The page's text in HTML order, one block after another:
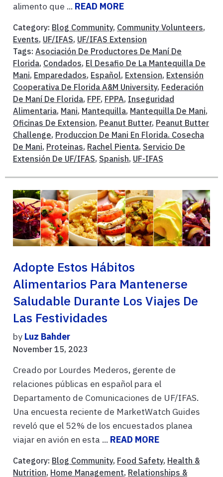
alimento que ... READ MORE
Category: Blog Community, Community Volunteers,
Events, UF/IFAS, UF/IFAS Extension
Tags: Asociación De Productores De Maní De
Florida, Condados, El Desafio De La Mantequilla De
Mani, Emparedados, Español, Extension, Extensión
Cooperativa De Florida A&M University, Federación
De Maní De Florida, FPF, FPPA, Inseguridad
Alimentaria, Mani, Mantequilla, Mantequilla De Mani,
Oficinas De Extension, Peanut Butter, Peanut Butter
Challenge, Produccion De Mani En Florida. Cosecha
De Mani, Proteinas, Rachel Pienta, Servicio De
Extensión De UF/IFAS, Spanish, UF-IFAS
Adopte Estos Hábitos
Alimentarios Para Mantenerse
Saludable Durante Los Viajes De
Las Festividades
by Luz Bahder
November 15, 2023
Creado por Lourdes Mederos, gerente de
relaciones públicas en español para el
Departamento de Comunicaciones de UF/IFAS.
Una encuesta reciente de MarketWatch Guides
reveló que el 52% de los encuestados planea
viajar en avión en esta ... READ MORE
Category: Blog Community, Food Safety, Health &
Nutrition, Home Management, Relationships &